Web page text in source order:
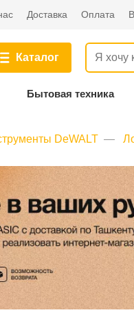
Доставка Оплата
Каталог
Бытовая техника
DeWALT